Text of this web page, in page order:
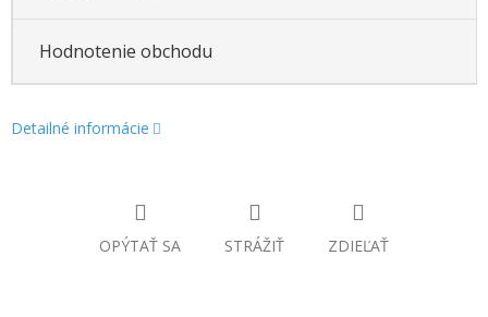
Hodnotenie obchodu
Detailné informácie
OPÝTAŤ SA STRÁŽIŤ ZDIEĽAŤ